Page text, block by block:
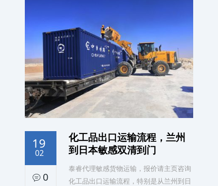
19
02
0
化工品出口运输流程，兰州
到日本敏感双清到门
泰睿代理敏感货物运输，报价请主页咨询
化工品出口运输流程，特别是从兰州到日